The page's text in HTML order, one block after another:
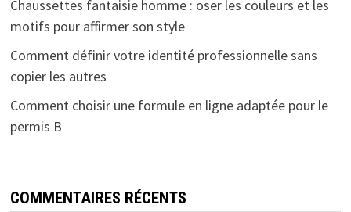
Chaussettes fantaisie homme : oser les couleurs et les
motifs pour affirmer son style
Comment définir votre identité professionnelle sans
copier les autres
Comment choisir une formule en ligne adaptée pour le
permis B
COMMENTAIRES RÉCENTS